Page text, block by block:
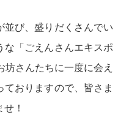
並び、盛りだくさんでい
な「ごえんさんエキスポ
さんたちに一度に会え
ておりますので、皆さま
！